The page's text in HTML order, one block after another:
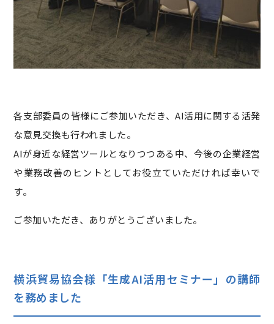
各支部委員の皆様にご参加いただき、AI活用に関する活発
な意見交換も行われました。
AIが身近な経営ツールとなりつつある中、今後の企業経営
や業務改善のヒントとしてお役立ていただければ幸いで
す。
ご参加いただき、ありがとうございました。
横浜貿易協会様「生成AI活用セミナー」の講師
を務めました